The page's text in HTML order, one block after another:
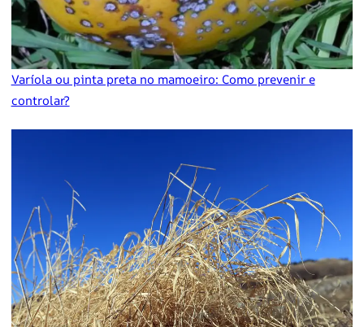
Varíola ou pinta preta no mamoeiro: Como prevenir e
controlar?